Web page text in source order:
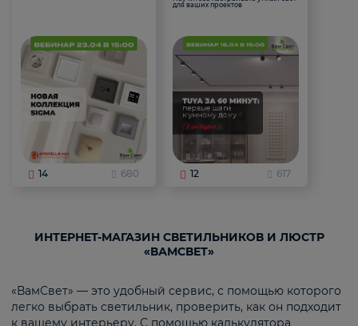
14 680
для ваших проектов
12 617
ИНТЕРНЕТ-МАГАЗИН СВЕТИЛЬНИКОВ И ЛЮСТР
«ВАМСВЕТ»
«ВамСвет» — это удобный сервис, с помощью которого
легко выбрать светильник, проверить, как он подходит
к вашему интерьеру. С помощью калькулятора